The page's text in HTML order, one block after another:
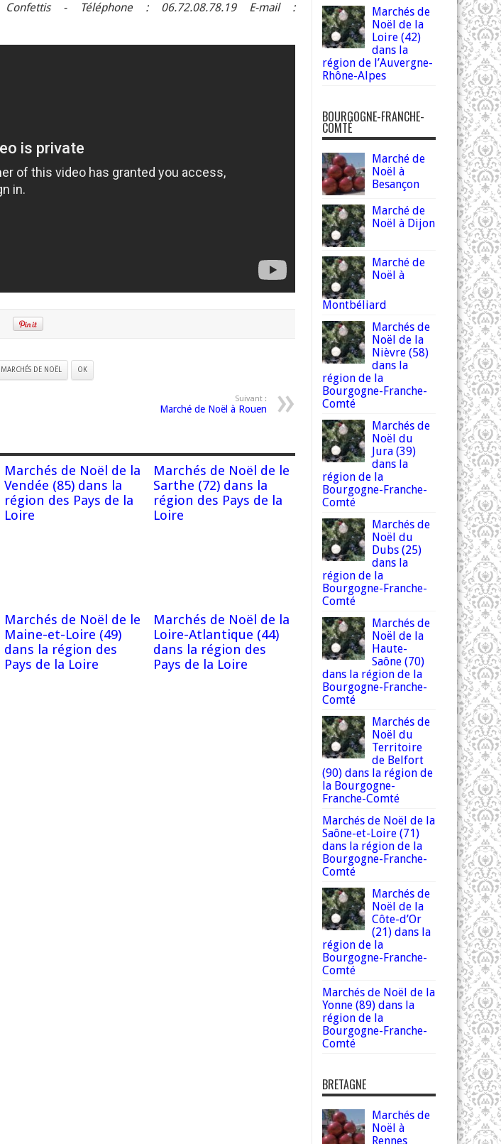
Confettis - Téléphone : 06.72.08.78.19 E-mail :
MARCHÉS DE NOËL OK
Suivant :
Marché de Noël à Rouen
Marchés de Noël de la
Vendée (85) dans la
région des Pays de la
Loire
Marchés de Noël de le
Sarthe (72) dans la
région des Pays de la
Loire
Marchés de Noël de le
Maine-et-Loire (49)
dans la région des
Pays de la Loire
Marchés de Noël de la
Loire-Atlantique (44)
dans la région des
Pays de la Loire
Marchés de
Noël de la
Loire (42)
dans la
région de l’Auvergne-
Rhône-Alpes
BOURGOGNE-FRANCHE-
COMTÉ
Marché de
Noël à
Besançon
Marché de
Noël à Dijon
Marché de
Noël à
Montbéliard
Marchés de
Noël de la
Nièvre (58)
dans la
région de la
Bourgogne-Franche-
Comté
Marchés de
Noël du
Jura (39)
dans la
région de la
Bourgogne-Franche-
Comté
Marchés de
Noël du
Dubs (25)
dans la
région de la
Bourgogne-Franche-
Comté
Marchés de
Noël de la
Haute-
Saône (70)
dans la région de la
Bourgogne-Franche-
Comté
Marchés de
Noël du
Territoire
de Belfort
(90) dans la région de
la Bourgogne-
Franche-Comté
Marchés de Noël de la
Saône-et-Loire (71)
dans la région de la
Bourgogne-Franche-
Comté
Marchés de
Noël de la
Côte-d’Or
(21) dans la
région de la
Bourgogne-Franche-
Comté
Marchés de Noël de la
Yonne (89) dans la
région de la
Bourgogne-Franche-
Comté
BRETAGNE
Marchés de
Noël à
Rennes